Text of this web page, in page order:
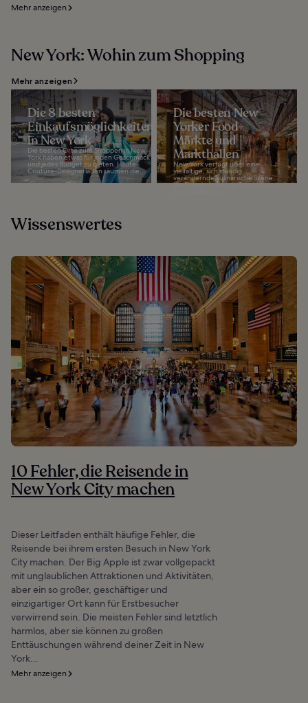
Mehr anzeigen
New York: Wohin zum Shopping
Mehr anzeigen
Die 8 besten
Einkaufsmöglichkeiten
in New York
Die besten Orte zum Shoppen in New
York haben etwas für jeden Geschmack
und jedes Budget zu bieten. Haute-
Couture-Designerläden säumen die...
Die besten New
Yorker Food-
Märkte und
Markthallen
New York verfügt über eine
vielfältige, sich ständig
verändernde kulinarische Szene,
die Einheimische wie Touristen mit
Wissenswertes
10 Fehler, die Reisende in
New York City machen
Dieser Leitfaden enthält häufige Fehler, die
Reisende bei ihrem ersten Besuch in New York
City machen. Der Big Apple ist zwar vollgepackt
mit unglaublichen Attraktionen und Aktivitäten,
aber ein so großer, geschäftiger und
einzigartiger Ort kann für Erstbesucher
verwirrend sein. Die meisten Fehler sind letztlich
harmlos, aber sie können zu großen
Enttäuschungen während deiner Zeit in New
York...
Mehr anzeigen